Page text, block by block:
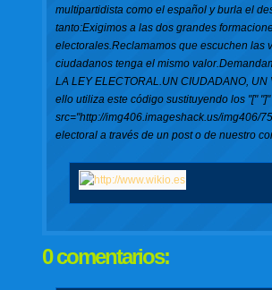
multipartidista como el español y burla el
tanto:Exigimos a las dos grandes
electorales.Reclamamos que escuchen las
ciudadanos tenga el mismo
LA LEY ELECTORAL.UN CIUDADANO,
ello utiliza este código sustituyendo los "["
src="http://img406.imageshack.us/img406/
electoral a través de un post o de nuestro
0 comentarios: